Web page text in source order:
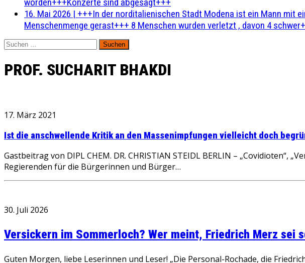
16. Mai 2026 | +++In der norditalienischen Stadt Modena ist ein Mann mit
Menschenmenge gerast+++ 8 Menschen wurden verletzt , davon 4
Suchen
nach:
PROF. SUCHARIT BHAKDI
17. März 2021
Ist die anschwellende Kritik an den Massenimpfungen vielleicht doch
Gastbeitrag von DIPL CHEM. DR. CHRISTIAN STEIDL BERLIN – „Covidioten“,
Regierenden für die Bürgerinnen und Bürger…
30. Juli 2026
Versickern im Sommerloch? Wer meint, Friedrich Merz sei
Guten Morgen, liebe Leserinnen und Leser! „Die Personal-Rochade, die